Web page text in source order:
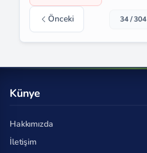
Önceki 34 / 304
Künye
Hakkımızda
İletişim